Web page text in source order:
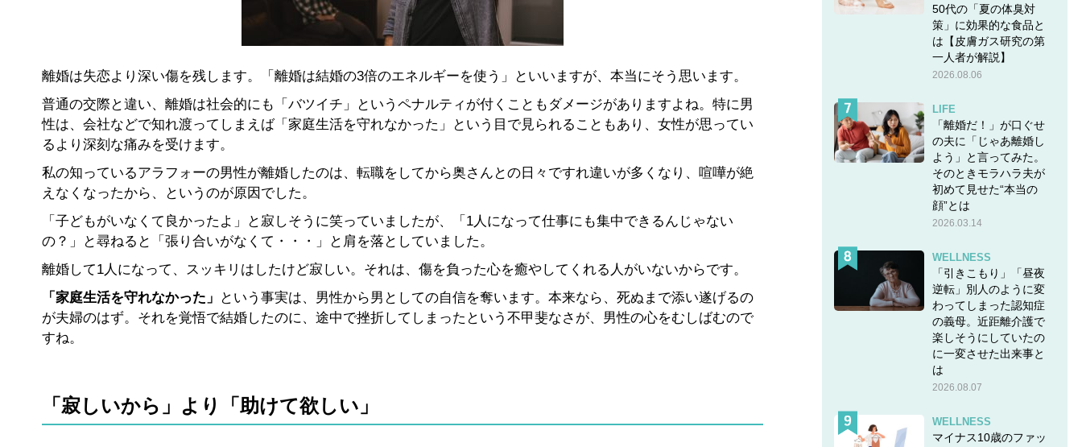
離婚は失恋より深い傷を残します。「離婚は結婚の3倍のエネルギーを使う」といいますが、本当にそう思います。
普通の交際と違い、離婚は社会的にも「バツイチ」というペナルティが付くこともダメージがありますよね。特に男
性は、会社などで知れ渡ってしまえば「家庭生活を守れなかった」という目で見られることもあり、女性が思ってい
るより深刻な痛みを受けます。
私の知っているアラフォーの男性が離婚したのは、転職をしてから奥さんとの日々ですれ違いが多くなり、喧嘩が絶
えなくなったから、というのが原因でした。
「子どもがいなくて良かったよ」と寂しそうに笑っていましたが、「1人になって仕事にも集中できるんじゃない
の？」と尋ねると「張り合いがなくて・・・」と肩を落としていました。
離婚して1人になって、スッキリはしたけど寂しい。それは、傷を負った心を癒やしてくれる人がいないからです。
「家庭生活を守れなかった」
という事実は、男性から男としての自信を奪います。本来なら、死ぬまで添い遂げるの
が夫婦のはず。それを覚悟で結婚したのに、途中で挫折してしまったという不甲斐なさが、男性の心をむしばむので
すね。
「寂しいから」より「助けて欲しい」
50代の「夏の体臭対
策」に効果的な食品と
は【皮膚ガス研究の第
一人者が解説】
2026.08.06
LIFE
「離婚だ！」が口ぐせ
の夫に「じゃあ離婚し
よう」と言ってみた。
そのときモラハラ夫が
初めて見せた“本当の
顔”とは
2026.03.14
WELLNESS
「引きこもり」「昼夜
逆転」別人のように変
わってしまった認知症
の義母。近距離介護で
楽しそうにしていたの
に一変させた出来事と
は
2026.08.07
WELLNESS
マイナス10歳のファッ